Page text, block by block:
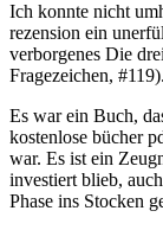
Ich konnte nicht
rezension ein
verborgenes Die
Fragezeichen, #119).
Es war ein Buch,
kostenlose bücher
war. Es ist ein
investiert blieb,
Phase ins Stocken